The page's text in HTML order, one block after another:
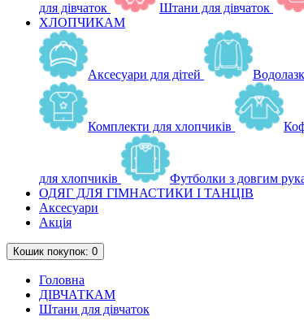
для дівчаток Штани для дівчаток
ХЛОПЧИКАМ
Аксесуари для дітей
Комплекти для хлопчиків
для хлопчиків Футболки з довгим
ОДЯГ ДЛЯ ГІМНАСТИКИ І ТАНЦІВ
Аксесуари
Акція
Кошик покупок: 0
Головна
ДІВЧАТКАМ
Штани для дівчаток